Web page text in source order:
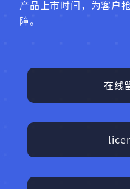
产品上市时间，为客户
障。
在线